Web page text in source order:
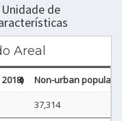
de
Areal
Non-urban
37,314